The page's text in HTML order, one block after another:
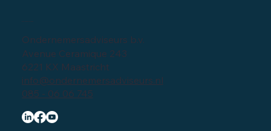
Bedrijfsgegevens
Ondernemersadviseurs b.v.
Avenue Ceramique 243
6221 KX Maastricht
info@ondernemersadviseurs.nl
085 - 06 06 745